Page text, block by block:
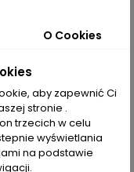
TD 90KM/66KW
MODEL: 323 |
1998ccm 2.0 TD
Od 1998r
717-358-575
O Cookies
aby zapewnić Ci
stronie .
trzecich w celu
wyświetlania
na podstawie